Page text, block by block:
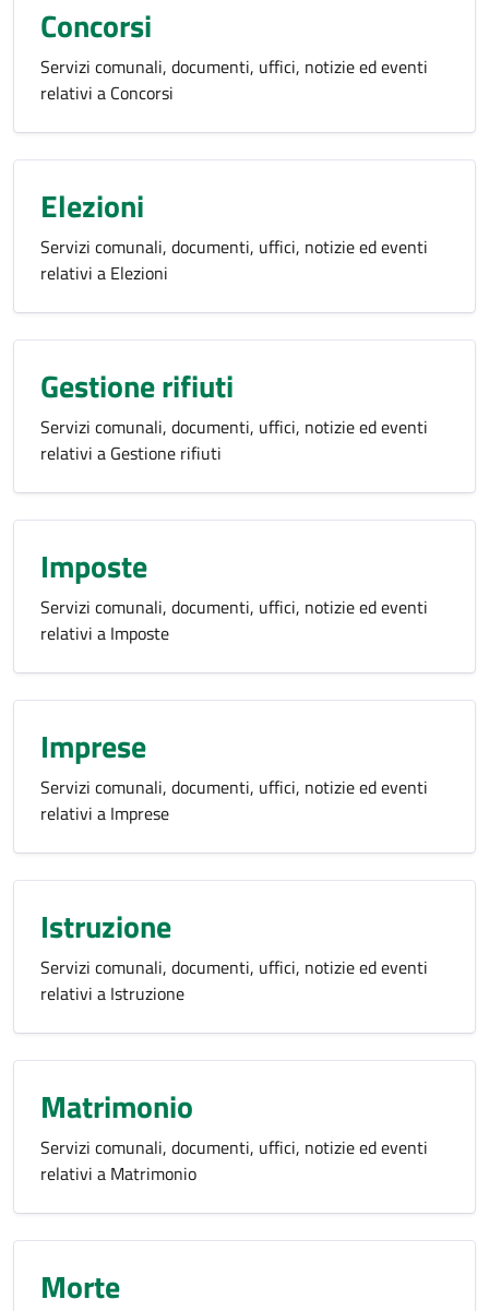
Concorsi
Servizi comunali, documenti, uffici, notizie ed eventi
relativi a Concorsi
Elezioni
Servizi comunali, documenti, uffici, notizie ed eventi
relativi a Elezioni
Gestione rifiuti
Servizi comunali, documenti, uffici, notizie ed eventi
relativi a Gestione rifiuti
Imposte
Servizi comunali, documenti, uffici, notizie ed eventi
relativi a Imposte
Imprese
Servizi comunali, documenti, uffici, notizie ed eventi
relativi a Imprese
Istruzione
Servizi comunali, documenti, uffici, notizie ed eventi
relativi a Istruzione
Matrimonio
Servizi comunali, documenti, uffici, notizie ed eventi
relativi a Matrimonio
Morte